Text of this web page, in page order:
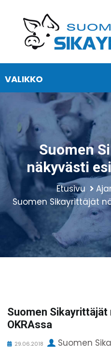
Suomen
näkyvästi
Etusivu
Suomen Sikayrittäjät
Suomen
OKRAssa
29.06.2018
Suomen